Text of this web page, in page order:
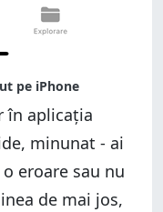
în aplicația
minunat - ai
eroare sau nu
de mai jos,